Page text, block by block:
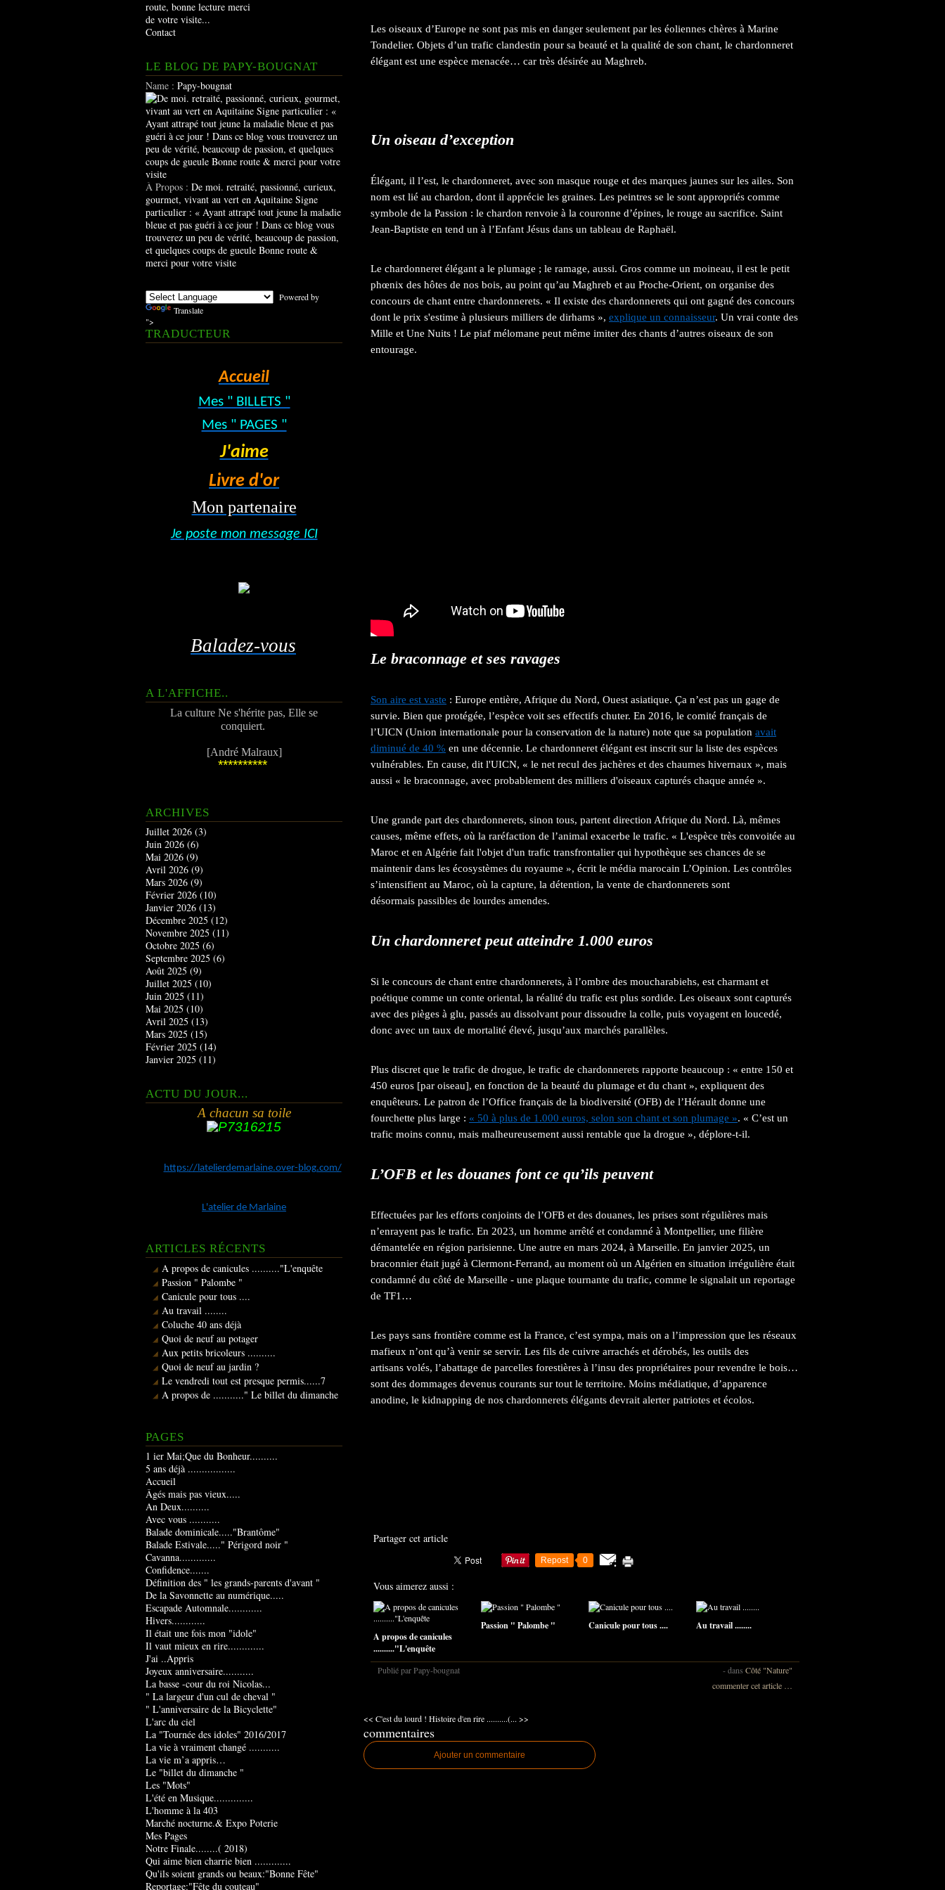
route, bonne lecture merci
de votre visite...
Contact
LE BLOG DE PAPY-BOUGNAT
Name : Papy-bougnat
À Propos : De moi. retraité, passionné, curieux,
gourmet, vivant au vert en Aquitaine Signe
particulier : « Ayant attrapé tout jeune la maladie
bleue et pas guéri à ce jour ! Dans ce blog vous
trouverez un peu de vérité, beaucoup de passion,
et quelques coups de gueule Bonne route &
merci pour votre visite
Powered by
Translate
">
TRADUCTEUR
Accueil
Mes " BILLETS "
Mes " PAGES "
J'aime
Livre d'or
Mon partenaire
Je poste mon message ICI
Baladez-vous
A L'AFFICHE..
La culture Ne s'hérite pas, Elle se
conquiert.
[André Malraux]
**********
ARCHIVES
Juillet 2026 (3)
Juin 2026 (6)
Mai 2026 (9)
Avril 2026 (9)
Mars 2026 (9)
Février 2026 (10)
Janvier 2026 (13)
Décembre 2025 (12)
Novembre 2025 (11)
Octobre 2025 (6)
Septembre 2025 (6)
Août 2025 (9)
Juillet 2025 (10)
Juin 2025 (11)
Mai 2025 (10)
Avril 2025 (13)
Mars 2025 (15)
Février 2025 (14)
Janvier 2025 (11)
ACTU DU JOUR...
A chacun sa toile
https://latelierdemarlaine.over-blog.com/
L'atelier de Marlaine
ARTICLES RÉCENTS
A propos de canicules .........."L'enquête
Passion " Palombe "
Canicule pour tous ....
Au travail ........
Coluche 40 ans déjà
Quoi de neuf au potager
Aux petits bricoleurs ..........
Quoi de neuf au jardin ?
Le vendredi tout est presque permis......7
A propos de ..........." Le billet du dimanche
PAGES
1 ier Mai;Que du Bonheur..........
5 ans déjà .................
Accueil
Âgés mais pas vieux.....
An Deux..........
Avec vous ...........
Balade dominicale....."Brantôme"
Balade Estivale....." Périgord noir "
Cavanna.............
Confidence.......
Définition des " les grands-parents d'avant "
De la Savonnette au numérique.....
Escapade Automnale............
Hivers............
Il était une fois mon "idole"
Il vaut mieux en rire.............
J'ai ..Appris
Joyeux anniversaire...........
La basse -cour du roi Nicolas...
" La largeur d'un cul de cheval "
" L'anniversaire de la Bicyclette"
L'arc du ciel
La "Tournée des idoles" 2016/2017
La vie à vraiment changé ...........
La vie m’a appris…
Le "billet du dimanche "
Les "Mots"
L'été en Musique..............
L'homme à la 403
Marché nocturne.& Expo Poterie
Mes Pages
Notre Finale........( 2018)
Qui aime bien charrie bien .............
Qu'ils soient grands ou beaux:"Bonne Fête"
Reportage:"Fête du couteau"
Les oiseaux d’Europe ne sont pas mis en danger seulement par les éoliennes chères à Marine
Tondelier. Objets d’un trafic clandestin pour sa beauté et la qualité de son chant, le chardonneret
élégant est une espèce menacée… car très désirée au Maghreb.
Un oiseau d’exception
Élégant, il l’est, le chardonneret, avec son masque rouge et des marques jaunes sur les ailes. Son
nom est lié au chardon, dont il apprécie les graines. Les peintres se le sont appropriés comme
symbole de la Passion : le chardon renvoie à la couronne d’épines, le rouge au sacrifice. Saint
Jean-Baptiste en tend un à l’Enfant Jésus dans un tableau de Raphaël.
Le chardonneret élégant a le plumage ; le ramage, aussi. Gros comme un moineau, il est le petit
phœnix des hôtes de nos bois, au point qu’au Maghreb et au Proche-Orient, on organise des
concours de chant entre chardonnerets. « Il existe des chardonnerets qui ont gagné des concours
dont le prix s'estime à plusieurs milliers de dirhams », explique un connaisseur. Un vrai conte des
Mille et Une Nuits ! Le piaf mélomane peut même imiter des chants d’autres oiseaux de son
entourage.
Le braconnage et ses ravages
Son aire est vaste : Europe entière, Afrique du Nord, Ouest asiatique. Ça n’est pas un gage de
survie. Bien que protégée, l’espèce voit ses effectifs chuter. En 2016, le comité français de
l’UICN (Union internationale pour la conservation de la nature) note que sa population avait
diminué de 40 % en une décennie. Le chardonneret élégant est inscrit sur la liste des espèces
vulnérables. En cause, dit l'UICN, « le net recul des jachères et des chaumes hivernaux », mais
aussi « le braconnage, avec probablement des milliers d'oiseaux capturés chaque année ».
Une grande part des chardonnerets, sinon tous, partent direction Afrique du Nord. Là, mêmes
causes, même effets, où la raréfaction de l’animal exacerbe le trafic. « L'espèce très convoitée au
Maroc et en Algérie fait l'objet d'un trafic transfrontalier qui hypothèque ses chances de se
maintenir dans les écosystèmes du royaume », écrit le média marocain L’Opinion. Les contrôles
s’intensifient au Maroc, où la capture, la détention, la vente de chardonnerets sont
désormais passibles de lourdes amendes.
Un chardonneret peut atteindre 1.000 euros
Si le concours de chant entre chardonnerets, à l’ombre des moucharabiehs, est charmant et
poétique comme un conte oriental, la réalité du trafic est plus sordide. Les oiseaux sont capturés
avec des pièges à glu, passés au dissolvant pour dissoudre la colle, puis voyagent en loucedé,
donc avec un taux de mortalité élevé, jusqu’aux marchés parallèles.
Plus discret que le trafic de drogue, le trafic de chardonnerets rapporte beaucoup : « entre 150 et
450 euros [par oiseau], en fonction de la beauté du plumage et du chant », expliquent des
enquêteurs. Le patron de l’Office français de la biodiversité (OFB) de l’Hérault donne une
fourchette plus large : « 50 à plus de 1.000 euros, selon son chant et son plumage ». « C’est un
trafic moins connu, mais malheureusement aussi rentable que la drogue », déplore-t-il.
L’OFB et les douanes font ce qu’ils peuvent
Effectuées par les efforts conjoints de l’OFB et des douanes, les prises sont régulières mais
n’enrayent pas le trafic. En 2023, un homme arrêté et condamné à Montpellier, une filière
démantelée en région parisienne. Une autre en mars 2024, à Marseille. En janvier 2025, un
braconnier était jugé à Clermont-Ferrand, au moment où un Algérien en situation irrégulière était
condamné du côté de Marseille - une plaque tournante du trafic, comme le signalait un reportage
de TF1…
Les pays sans frontière comme est la France, c’est sympa, mais on a l’impression que les réseaux
mafieux n’ont qu’à venir se servir. Les fils de cuivre arrachés et dérobés, les outils des
artisans volés, l’abattage de parcelles forestières à l’insu des propriétaires pour revendre le bois…
sont des dommages devenus courants sur tout le territoire. Moins médiatique, d’apparence
anodine, le kidnapping de nos chardonnerets élégants devrait alerter patriotes et écolos.
Partager cet article
Repost 0
Vous aimerez aussi :
A propos de canicules
.........."L'enquête
Passion " Palombe " Canicule pour tous .... Au travail ........
Publié par Papy-bougnat -dans Côté "Nature"
commenter cet article
<< C'est du lourd ! Histoire d'en rire ..........(... >>
commentaires
Ajouter un commentaire